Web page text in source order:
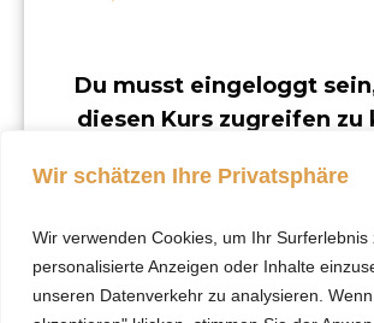
Wir schätzen Ihre Privatsphäre
Wir verwenden Cookies, um Ihr Surferlebnis
personalisierte Anzeigen oder Inhalte
unseren Datenverkehr zu analysieren.
Du musst eingeloggt
diesen Kurs zugreifen zu
verfügbar.
Klicke hier, um
einzuloggen.